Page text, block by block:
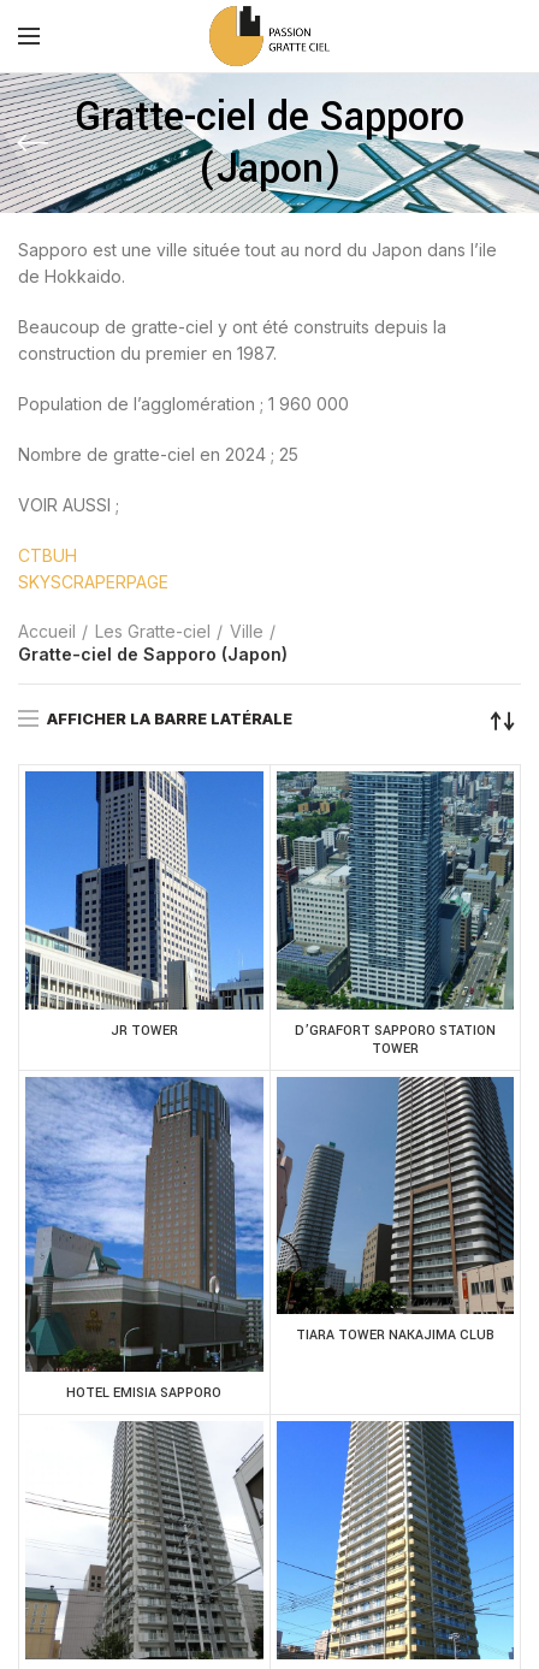
Gratte-ciel de Sapporo
(Japon)
Sapporo est une ville située tout au nord du Japon dans l’ile
de Hokkaido.
Beaucoup de gratte-ciel y ont été construits depuis la
construction du premier en 1987.
Population de l’agglomération ; 1 960 000
Nombre de gratte-ciel en 2024 ; 25
VOIR AUSSI ;
CTBUH
SKYSCRAPERPAGE
Accueil Les Gratte-ciel
Ville
Gratte-ciel de Sapporo (Japon)
AFFICHER LA BARRE LATÉRALE
JR TOWER
D’GRAFORT SAPPORO STATION
TOWER
HOTEL EMISIA SAPPORO
TIARA TOWER NAKAJIMA CLUB